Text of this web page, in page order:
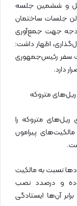
و ششمین جلسه
جلسات ساختمان
جهت جمع‌آوری
اظهار داشت:
سفر رئیس‌جمهوری
دارد.
ریل‌های متروکه
متروکه را
پیرامون
نسبت به مالکیت
و درصدد نصب
آن‌ها ایستادگی